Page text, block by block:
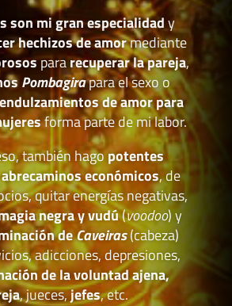
son mi gran especialidady
hechizos de amormediante
pararecuperar la pareja,
Pombagirapara el sexo o
endulzamientos de amor para
forma parte de mi labor.
también hagopotentes
económicos, de
quitar energías negativas,
negra y vudú(voodoo) y
deCaveiras(cabeza)
adicciones, depresiones,
de la voluntad ajena,
, jueces,jefes, etc.